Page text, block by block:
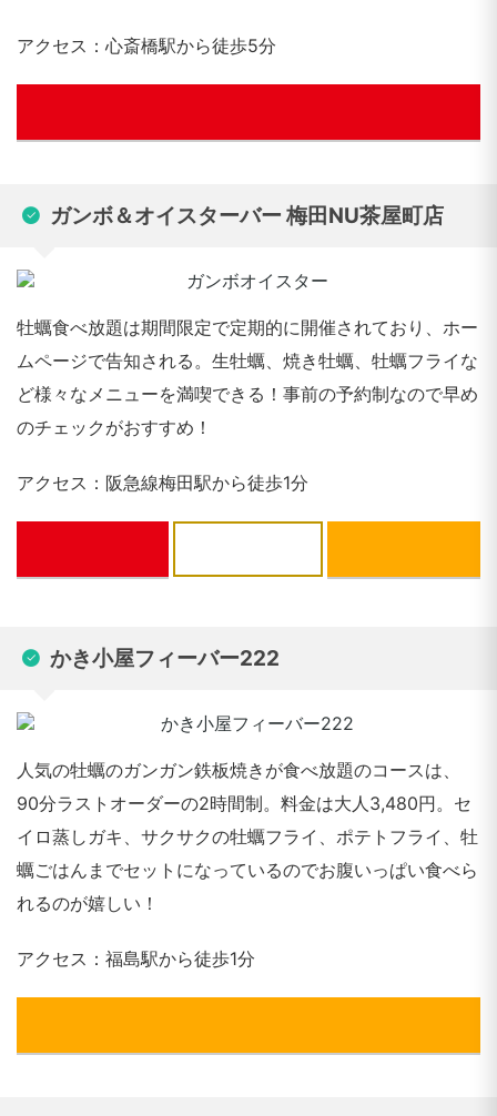
アクセス：心斎橋駅から徒歩5分
ガンボ＆オイスターバー 梅田NU茶屋町店
牡蠣食べ放題は期間限定で定期的に開催されており、ホー
ムページで告知される。生牡蠣、焼き牡蠣、牡蠣フライな
ど様々なメニューを満喫できる！事前の予約制なので早め
のチェックがおすすめ！
アクセス：阪急線梅田駅から徒歩1分
かき小屋フィーバー222
人気の牡蠣のガンガン鉄板焼きが食べ放題のコースは、
90分ラストオーダーの2時間制。料金は大人3,480円。セ
イロ蒸しガキ、サクサクの牡蠣フライ、ポテトフライ、牡
蠣ごはんまでセットになっているのでお腹いっぱい食べら
れるのが嬉しい！
アクセス：福島駅から徒歩1分